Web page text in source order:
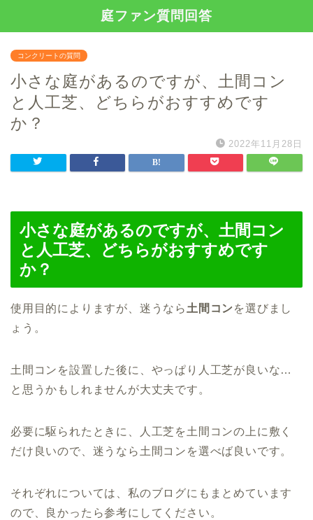
庭ファン質問回答
コンクリートの質問
小さな庭があるのですが、土間コン
と人工芝、どちらがおすすめです
か？
2022年11月28日
小さな庭があるのですが、土間コン
と人工芝、どちらがおすすめです
か？
使用目的によりますが、迷うなら 土間コンを選びまし
ょう。
土間コンを設置した後に、やっぱり人工芝が良いな…
と思うかもしれませんが大丈夫です。
必要に駆られたときに、人工芝を土間コンの上に敷く
だけ良いので、迷うなら土間コンを選べば良いです。
それぞれについては、私のブログにもまとめています
ので、良かったら参考にしてください。